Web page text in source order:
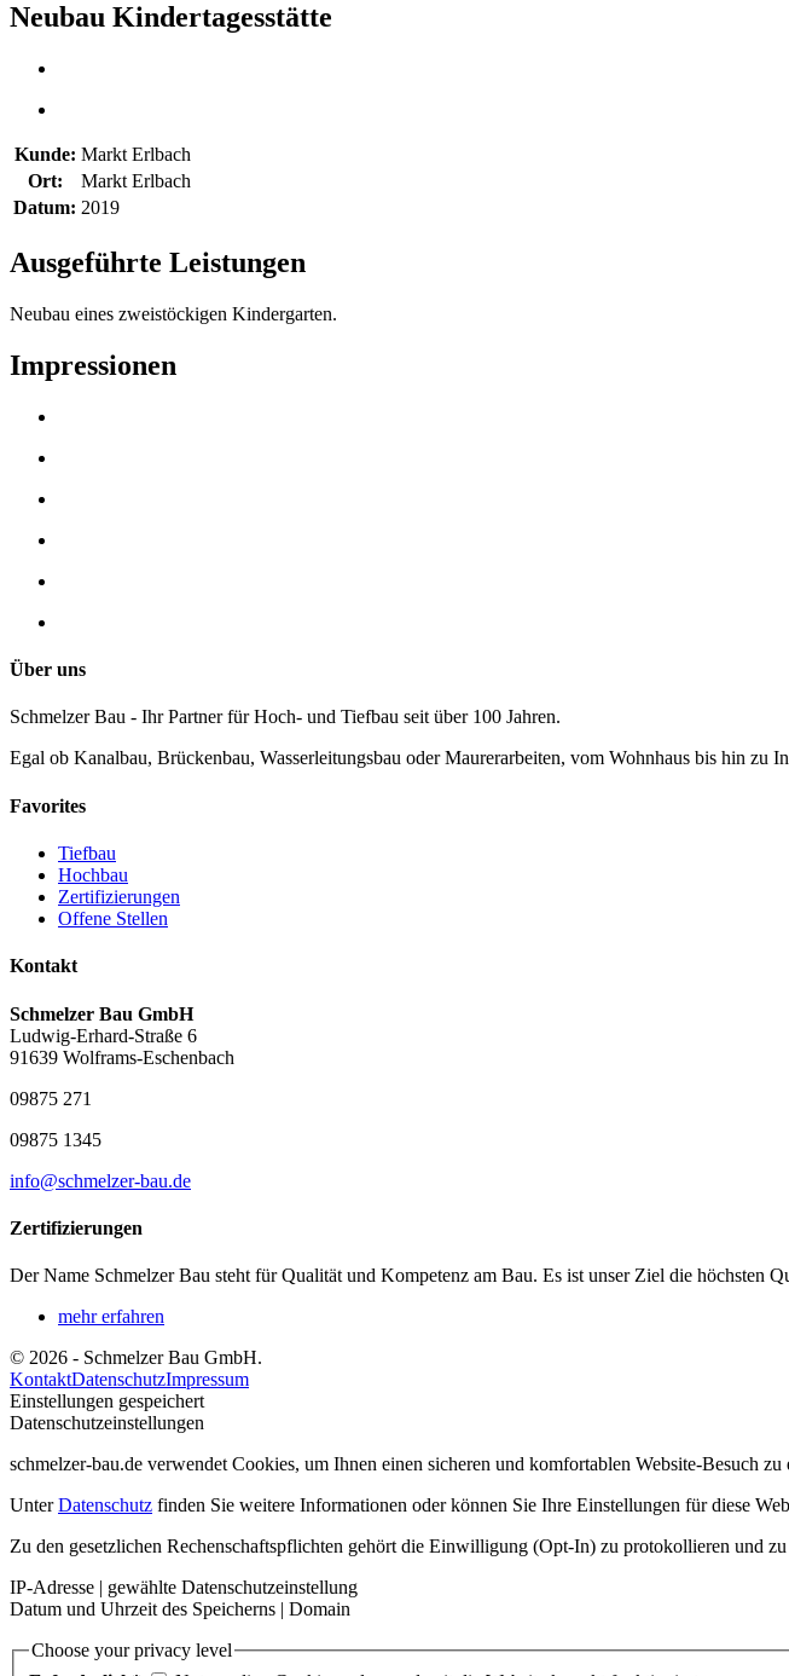
Neubau Kindertagesstätte
Kunde: Markt Erlbach
Ort:
Markt Erlbach
Datum: 2019
Ausgeführte Leistungen
Neubau eines zweistöckigen Kindergarten.
Impressionen
Über uns
Schmelzer Bau - Ihr Partner für Hoch- und Tiefbau seit über 100 Jahren.
Egal ob Kanalbau, Brückenbau, Wasserleitungsbau oder Maurerarbeiten, vom Wohnhaus bis hin
Favorites
Tiefbau
Hochbau
Zertifizierungen
Offene Stellen
Kontakt
Schmelzer Bau GmbH
Ludwig-Erhard-Straße 6
91639 Wolframs-Eschenbach
09875 271
09875 1345
info@schmelzer-bau.de
Zertifizierungen
Der Name Schmelzer Bau steht für Qualität und Kompetenz am Bau. Es ist unser Ziel die höchsten
mehr erfahren
© 2026 - Schmelzer Bau GmbH.
KontaktDatenschutzImpressum
Einstellungen gespeichert
Datenschutzeinstellungen
schmelzer-bau.de verwendet Cookies, um Ihnen einen sicheren und komfortablen Website-Besuch
UnterDatenschutz finden Sie weitere Informationen oder können Sie Ihre Einstellungen für diese
Zu den gesetzlichen Rechenschaftspflichten gehört die Einwilligung (Opt-In) zu protokollieren und
IP-Adresse | gewählte Datenschutzeinstellung
Datum und Uhrzeit des Speicherns | Domain
Choose your privacy level